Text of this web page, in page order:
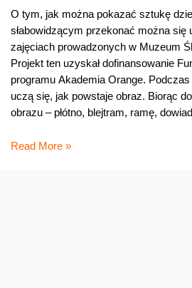
O tym, jak można pokazać sztukę
słabowidzącym przekonać można się
zajęciach prowadzonych w Muzeum
Projekt ten uzyskał dofinansowanie
programu Akademia Orange.
uczą się, jak powstaje obraz. Biorąc
obrazu – płótno, blejtram, ramę,
Dotknąć
Read More »